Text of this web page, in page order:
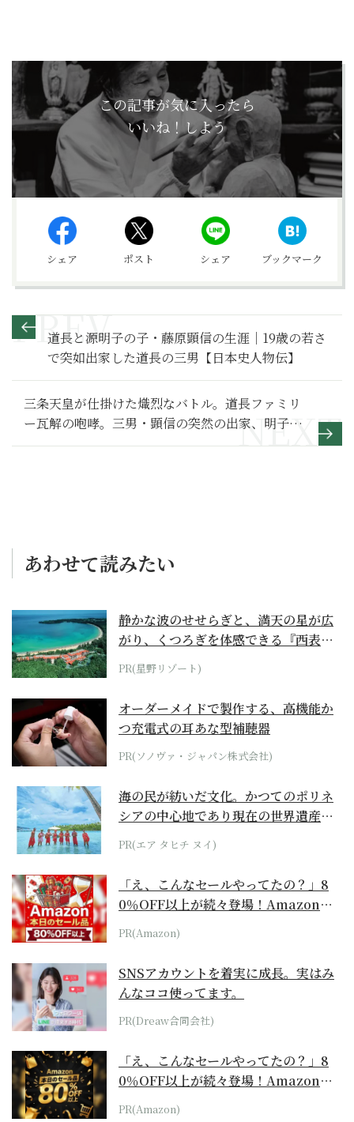
この記事が気に入ったら
いいね！しよう
シェア ポスト シェア ブックマーク
道長と源明子の子・藤原顕信の生涯｜19歳の若さ
で突如出家した道長の三男【日本史人物伝】
三条天皇が仕掛けた熾烈なバトル。道長ファミリ
ー瓦解の咆哮。三男・顕信の突然の出家、明子の
怒りももっともだ【光る君へ 満喫リポート】41
あわせて読みたい
静かな波のせせらぎと、満天の星が広
がり、くつろぎを体感できる『西表島
ホテル by...
PR(星野リゾート)
オーダーメイドで製作する、高機能か
つ充電式の耳あな型補聴器
PR(ソノヴァ・ジャパン株式会社)
海の民が紡いだ文化。かつてのポリネ
シアの中心地であり現在の世界遺産か
らみえてくる...
PR(エア タヒチ ヌイ)
「え、こんなセールやってたの？」8
0％OFF以上が続々登場！Amazonの
本気が...
PR(Amazon)
SNSアカウントを着実に成長。実はみ
んなココ使ってます。
PR(Dreaw合同会社)
「え、こんなセールやってたの？」8
0％OFF以上が続々登場！Amazonの
本気が...
PR(Amazon)